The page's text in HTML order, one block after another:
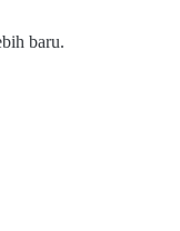
baru.